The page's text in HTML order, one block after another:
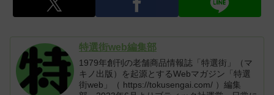
特選街web編集部
1979年創刊の老舗商品情報誌「特選街」（マ
キノ出版）を起源とするWebマガジン「特選
街web」（ https://tokusengai.com/ ）編集